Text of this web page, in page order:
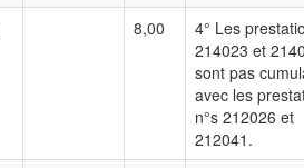
8,00
4° Les
214023 et
sont pas
avec les
n°s 212026 et
212041.